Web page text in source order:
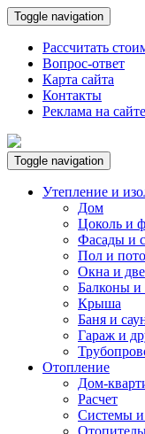
Toggle navigation
Рассчитать
Вопрос-ответ
Карта сайта
Контакты
Реклама на сайте
Toggle navigation
Утепление и
Дом
Цоколь и
Фасады и
Пол и
Окна и
Балконы
Крыша
Баня и
Гараж и
Отопление
Дом-
Расчет
Системы